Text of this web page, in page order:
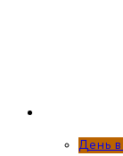
День